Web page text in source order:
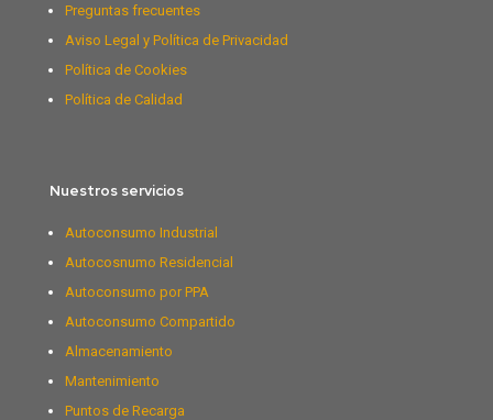
Preguntas frecuentes
Aviso Legal y Política de Privacidad
Política de Cookies
Política de Calidad
Nuestros servicios
Autoconsumo Industrial
Autocosnumo Residencial
Autoconsumo por PPA
Autoconsumo Compartido
Almacenamiento
Mantenimiento
Puntos de Recarga